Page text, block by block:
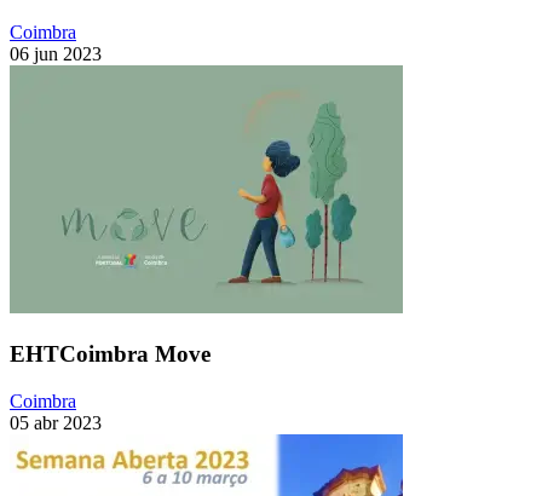
Coimbra
06 jun 2023
EHTCoimbra Move
Coimbra
05 abr 2023